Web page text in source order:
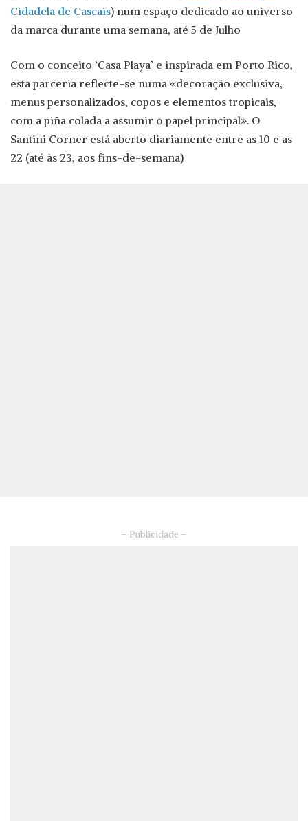
Cidadela de Cascais) num espaço dedicado ao universo
da marca durante uma semana, até 5 de Julho
Com o conceito ‘Casa Playa’ e inspirada em Porto Rico,
esta parceria reflecte-se numa «decoração exclusiva,
menus personalizados, copos e elementos tropicais,
com a piña colada a assumir o papel principal». O
Santini Corner está aberto diariamente entre as 10 e as
22 (até às 23, aos fins-de-semana)
– Publicidade –